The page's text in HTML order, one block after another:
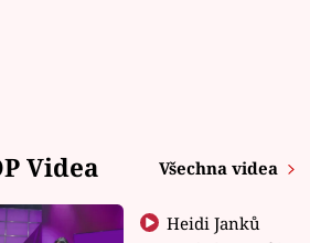
Videa Všechna videa
Heidi Janků